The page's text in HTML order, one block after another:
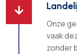

Onze
vaak
zonder